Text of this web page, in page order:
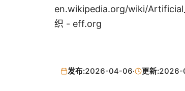
en.wikipedia.org/wiki/
织 - eff.org
发布:2026-04-06· 更新:2026-